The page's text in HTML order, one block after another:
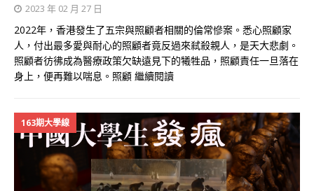
2023 年 02 月 27 日
2022年，香港發生了五宗與照顧者相關的倫常慘案。悉心照顧家
人，付出最多愛與耐心的照顧者竟反過來弒殺親人，是天大悲劇。
照顧者彷彿成為醫療政策欠缺遠見下的犧牲品，照顧責任一旦落在
身上，便再難以喘息。照顧 繼續閱讀
163期大學線